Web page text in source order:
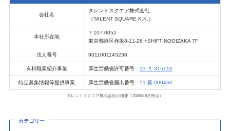
会社名
タレントスクエア株式会社
（TALENT SQUARE K.K.）
本社所在地
〒107-0052
東京都港区赤坂8-11-26 +SHIFT NOGIZAKA 7F
法人番号 9011001145238
有料職業紹介事業 厚生労働省許可番号： 13-ユ-315110
特定募集情報等提供事業 厚生労働省届出番号： 51-募-000460
タレントスクエア株式会社の概要（2026年8月時点）
カテゴリー